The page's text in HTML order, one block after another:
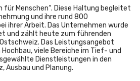
für Menschen“. Diese Haltung begleitet
und ihre rund 800
ihrer Arbeit. Das Unternehmen wurde
und zählt heute zum führenden
Das Leistungsangebot
viele Bereiche im Tief- und
Dienstleistungen in den
Ausbau und Planung.